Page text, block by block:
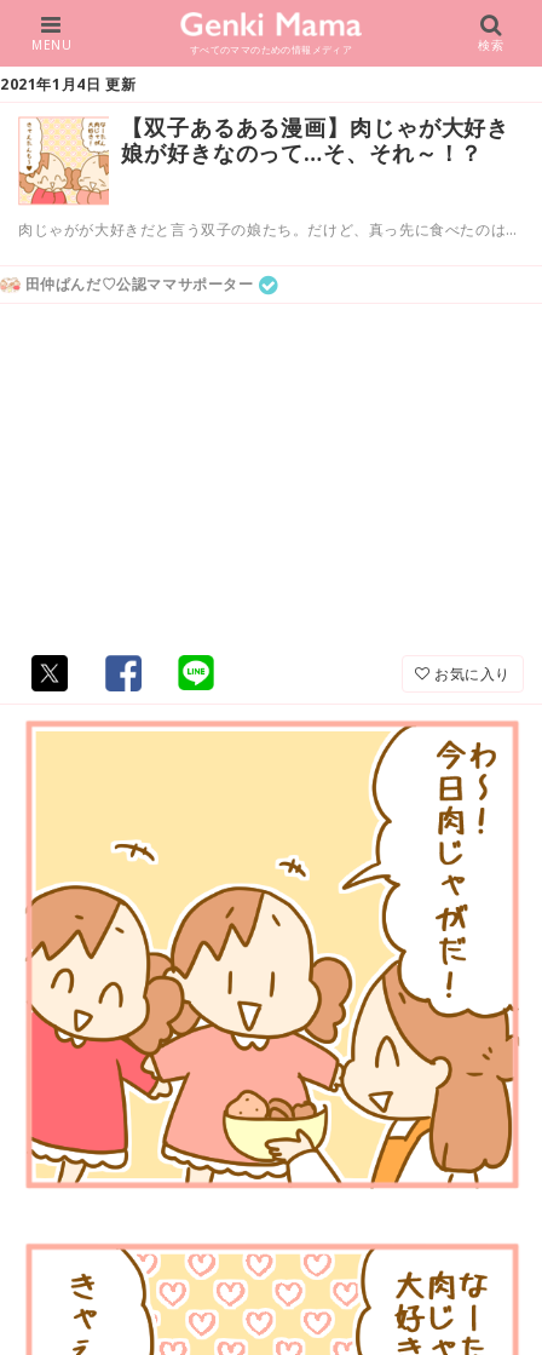
すべてのママのための情報メディア
MENU 検索
2021年1月4日 更新
【双子あるある漫画】肉じゃが大好き
娘が好きなのって…そ、それ～！？
肉じゃがが大好きだと言う双子の娘たち。だけど、真っ先に食べたのは…
田仲ぱんだ♡公認ママサポーター
お気に入り